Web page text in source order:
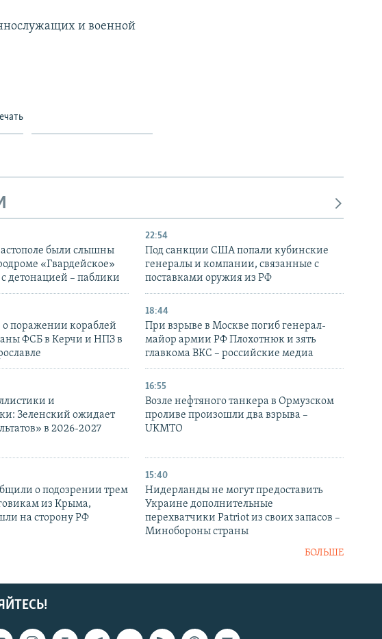
и военной
были слышны
«Гвардейское»
детонацией – паблики
22:54
Под санкции США попали кубинские
генералы и компании, связанные с
поставками оружия из РФ
о поражении кораблей
ФСБ в Керчи и НПЗ в
18:44
При взрыве в Москве погиб генерал-
майор армии РФ Плохотнюк и зять
главкома ВКС – российские медиа
и
Зеленский ожидает
в 2026-2027
16:55
Возле нефтяного танкера в Ормузском
проливе произошли два взрыва –
UKMTO
о подозрении трем
из Крыма,
на сторону РФ
15:40
Нидерланды не могут предоставить
Украине дополнительные
перехватчики Patriot из своих запасов –
Минобороны страны
БОЛЬШЕ